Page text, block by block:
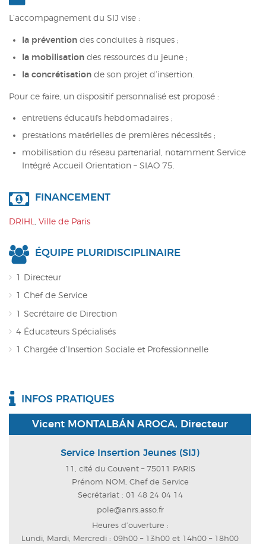
L’accompagnement du SIJ vise :
la préventiondes conduites à risques ;
la mobilisationdes ressources du jeune ;
la concrétisationde son projet d’insertion.
Pour ce faire, un dispositif personnalisé est proposé :
entretiens éducatifs hebdomadaires ;
prestations matérielles de premières nécessités ;
mobilisation du réseau partenarial, notamment Service
Intégré Accueil Orientation – SIAO 75.
FINANCEMENT
DRIHL Ville de Paris
ÉQUIPE PLURIDISCIPLINAIRE
1 Directeur
1 Chef de Service
1 Secrétaire de Direction
4 Éducateurs Spécialisés
1 Chargée d’Insertion Sociale et Professionnelle
INFOS PRATIQUES
Vicent MONTALBÁN AROCA, Directeur
Service Insertion Jeunes (SIJ)
11, cité du Couvent – 75011 PARIS
Prénom NOM, Chef de Service
Secrétariat : 01 48 24 04 14
pole@anrs.asso.fr
Heures d’ouverture :
Lundi, Mardi, Mercredi : 09h00 – 13h00 et 14h00 – 18h00